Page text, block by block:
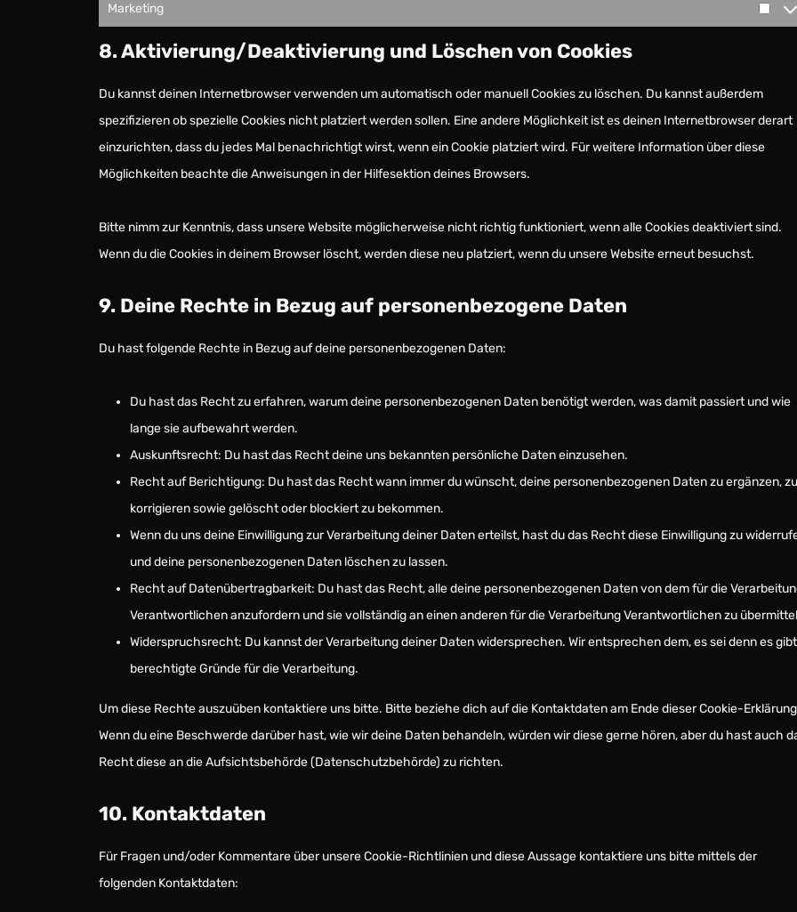
Marketing
8. Aktivierung/Deaktivierung und Löschen von Cookies
Du kannst deinen Internetbrowser verwenden um automatisch oder manuell Cookies zu löschen. Du kannst außerdem
spezifizieren ob spezielle Cookies nicht platziert werden sollen. Eine andere Möglichkeit ist es deinen Internetbrowser derart
einzurichten, dass du jedes Mal benachrichtigt wirst, wenn ein Cookie platziert wird. Für weitere Information über diese
Möglichkeiten beachte die Anweisungen in der Hilfesektion deines Browsers.
Bitte nimm zur Kenntnis, dass unsere Website möglicherweise nicht richtig funktioniert, wenn alle Cookies deaktiviert sind.
Wenn du die Cookies in deinem Browser löscht, werden diese neu platziert, wenn du unsere Website erneut besuchst.
9. Deine Rechte in Bezug auf personenbezogene Daten
Du hast folgende Rechte in Bezug auf deine personenbezogenen Daten:
Du hast das Recht zu erfahren, warum deine personenbezogenen Daten benötigt werden, was damit passiert und wie
lange sie aufbewahrt werden.
Auskunftsrecht: Du hast das Recht deine uns bekannten persönliche Daten einzusehen.
Recht auf Berichtigung: Du hast das Recht wann immer du wünscht, deine personenbezogenen Daten zu ergänzen, zu
korrigieren sowie gelöscht oder blockiert zu bekommen.
Wenn du uns deine Einwilligung zur Verarbeitung deiner Daten erteilst, hast du das Recht diese Einwilligung zu
und deine personenbezogenen Daten löschen zu lassen.
Recht auf Datenübertragbarkeit: Du hast das Recht, alle deine personenbezogenen Daten von dem für die
Verantwortlichen anzufordern und sie vollständig an einen anderen für die Verarbeitung Verantwortlichen zu
Widerspruchsrecht: Du kannst der Verarbeitung deiner Daten widersprechen. Wir entsprechen dem, es sei denn es gibt
berechtigte Gründe für die Verarbeitung.
Um diese Rechte auszuüben kontaktiere uns bitte. Bitte beziehe dich auf die Kontaktdaten am Ende dieser Cookie-
Wenn du eine Beschwerde darüber hast, wie wir deine Daten behandeln, würden wir diese gerne hören, aber du hast auch
Recht diese an die Aufsichtsbehörde (Datenschutzbehörde) zu richten.
10. Kontaktdaten
Für Fragen und/oder Kommentare über unsere Cookie-Richtlinien und diese Aussage kontaktiere uns bitte mittels der
folgenden Kontaktdaten: